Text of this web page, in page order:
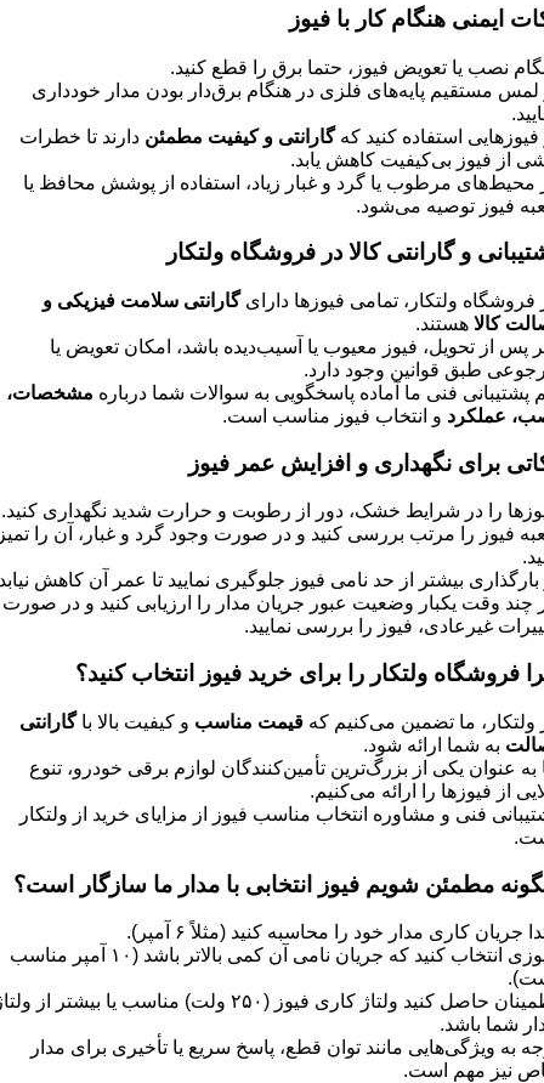
ایمنی هنگام کار با فیوز
نصب یا تعویض فیوز، حتما برق را قطع کنید.
لمس مستقیم پایه‌های فلزی در هنگام برق‌دار بودن مدار خودداری
فیوزهایی استفاده کنید کهگارانتی و کیفیت مطمئن دارند تا خطرات
از فیوز بی‌کیفیت کاهش یابد.
محیط‌های مرطوب یا گرد و غبار زیاد، استفاده از پوشش محافظ یا
فیوز توصیه می‌شود.
و گارانتی کالا در فروشگاه ولتکار
فروشگاه ولتکار، تمامی فیوزها دارایگارانتی سلامت فیزیکی و
کالا هستند.
پس از تحویل، فیوز معیوب یا آسیب‌دیده باشد، امکان تعویض یا
طبق قوانین وجود دارد.
پشتیبانی فنی ما آماده پاسخگویی به سوالات شما درباره مشخصات،
عملکرد و انتخاب فیوز مناسب است.
برای نگهداری و افزایش عمر فیوز
را در شرایط خشک، دور از رطوبت و حرارت شدید نگهداری کنید.
فیوز را مرتب بررسی کنید و در صورت وجود گرد و غبار، آن را
بارگذاری بیشتر از حد نامی فیوز جلوگیری نمایید تا عمر آن کاهش
چند وقت یکبار وضعیت عبور جریان مدار را ارزیابی کنید و در صورت
غیرعادی، فیوز را بررسی نمایید.
فروشگاه ولتکار را برای خرید فیوز انتخاب کنید؟
ولتکار، ما تضمین می‌کنیم که قیمت مناسب و کیفیت بالا باگارانتی
به شما ارائه شود.
به عنوان یکی از بزرگ‌ترین تأمین‌کنندگان لوازم برقی خودرو، تنوع
از فیوزها را ارائه می‌کنیم.
فنی و مشاوره انتخاب مناسب فیوز از مزایای خرید از ولتکار
مطمئن شویم فیوز انتخابی با مدار ما سازگار است؟
جریان کاری مدار خود را محاسبه کنید (مثلاً ۶ آمپر).
فیوزی انتخاب کنید که جریان نامی آن کمی بالاتر باشد (۱۰ آمپر مناسب
اطمینان حاصل کنید ولتاژ کاری فیوز (۲۵۰ ولت) مناسب یا بیشتر از
شما باشد.
به ویژگی‌هایی مانند توان قطع، پاسخ سریع یا تأخیری برای مدار
نیز مهم است.